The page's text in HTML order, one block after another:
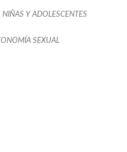
Y ADOLESCENTES
SEXUAL